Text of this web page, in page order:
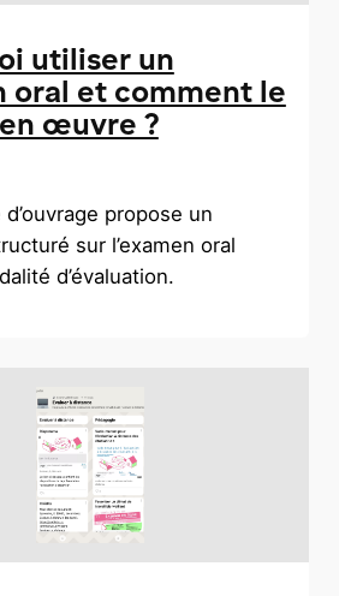
utiliser un
oral et comment le
œuvre ?
propose un
sur l’examen oral
d’évaluation.